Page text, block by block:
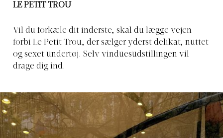
LE PETIT TROU
Vil du forkæle dit inderste, skal du lægge vejen
forbi Le Petit Trou, der sælger yderst delikat, nuttet
og sexet undertøj. Selv vinduesudstillingen vil
drage dig ind.